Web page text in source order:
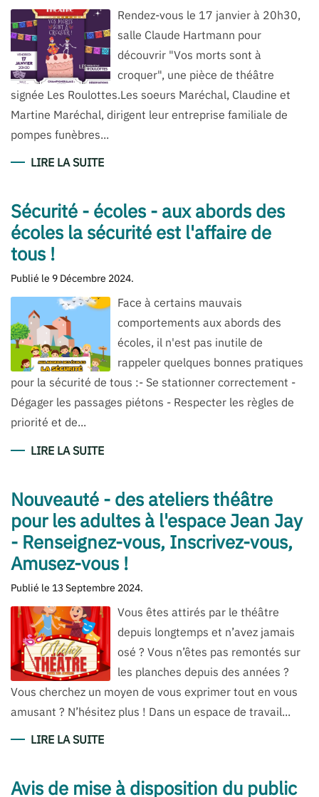
Rendez-vous le 17 janvier à 20h30,
salle Claude Hartmann pour
découvrir "Vos morts sont à
croquer", une pièce de théâtre
signée Les Roulottes.Les soeurs Maréchal, Claudine et
Martine Maréchal, dirigent leur entreprise familiale de
pompes funèbres...
LIRE LA SUITE
Sécurité - écoles - aux abords des
écoles la sécurité est l'affaire de
tous !
Publié le 9 Décembre 2024.
Face à certains mauvais
comportements aux abords des
écoles, il n'est pas inutile de
rappeler quelques bonnes pratiques
pour la sécurité de tous :- Se stationner correctement -
Dégager les passages piétons - Respecter les règles de
priorité et de...
LIRE LA SUITE
Nouveauté - des ateliers théâtre
pour les adultes à l'espace Jean Jay
- Renseignez-vous, Inscrivez-vous,
Amusez-vous !
Publié le 13 Septembre 2024.
Vous êtes attirés par le théâtre
depuis longtemps et n’avez jamais
osé ? Vous n’êtes pas remontés sur
les planches depuis des années ?
Vous cherchez un moyen de vous exprimer tout en vous
amusant ? N’hésitez plus ! Dans un espace de travail...
LIRE LA SUITE
Avis de mise à disposition du public